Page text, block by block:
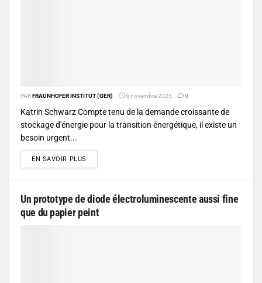
PARFRAUNHOFER INSTITUT (GER) 6 novembre 2025 0
Katrin Schwarz Compte tenu de la demande croissante de
stockage d'énergie pour la transition énergétique, il existe un
besoin urgent...
EN SAVOIR PLUS
Un prototype de diode électroluminescente aussi fine
que du papier peint